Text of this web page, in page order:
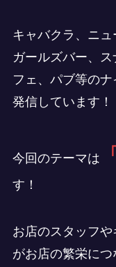
キャバクラ、ニュ
ガールズバー、
フェ、パブ等の
発信しています！
今回のテーマは
す！
お店のスタッフ
がお店の繁栄につ